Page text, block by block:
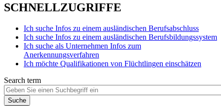
SCHNELLZUGRIFFE
Ich suche Infos zu einem ausländischen Berufsabschluss
Ich suche Infos zu einem ausländischen Berufsbildungssystem
Ich suche als Unternehmen Infos zum
Anerkennungsverfahren
Ich möchte Qualifikationen von Flüchtlingen einschätzen
Search term